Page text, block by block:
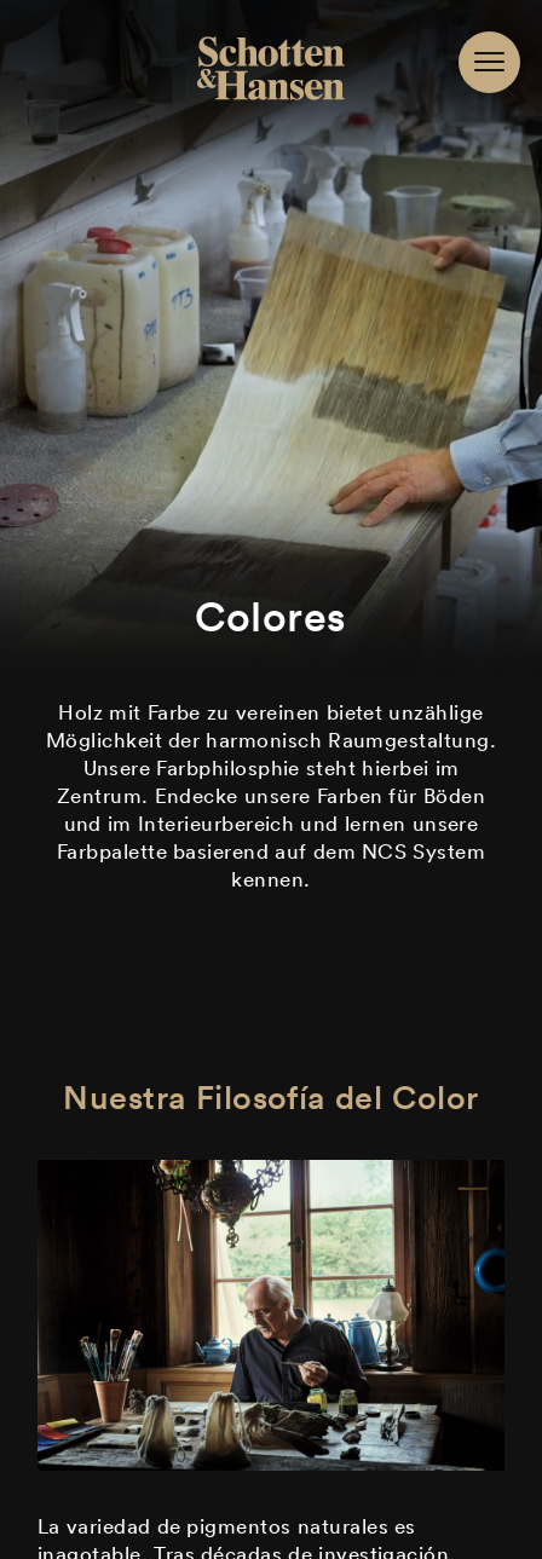
Colores
Holz mit Farbe zu vereinen bietet unzählige
Möglichkeit der harmonisch Raumgestaltung.
Unsere Farbphilosphie steht hierbei im
Zentrum. Endecke unsere Farben für Böden
und im Interieurbereich und lernen unsere
Farbpalette basierend auf dem NCS System
kennen.
Nuestra Filosofía del Color
La variedad de pigmentos naturales es